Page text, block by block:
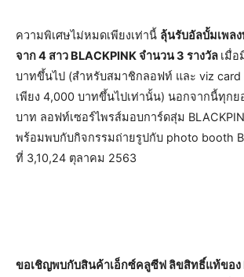
ความพิเศษไม่หมดเพียงเท่านี้ ลุ้นรับอัลบั้มเพล
จาก 4 สาว BLACKPINK จำนวน 3 รางวัล เมื่
บาทขึ้นไป (สำหรับสมาชิกลอฟท์ และ viz
เพียง 4,000 บาทขึ้นไปเท่านั้น) นอกจากนี้ทุก
บาท ลอฟท์เซอร์ไพรส์มอบการ์ดสุ่ม
พร้อมพบกับกิจกรรมถ่ายรูปกับ photo booth
ที่ 3,10,24 ตุลาคม 2563
ขอเชิญพบกับสินค้าเอ็กซ์คลูซีฟ ลิขสิทธิ์แท้ของ